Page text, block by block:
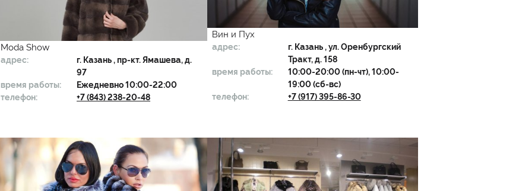
Moda Show
адрес: г. Казань, пр-кт. Ямашева, д.
97
время работы:
Ежедневно 10:00-22:00
телефон:
+7 (843) 238-20-48
Вин и Пух
адрес: г. Казань , ул. Оренбургский
Тракт, д. 158
время работы:
10:00-20:00 (пн-чт), 10:00-
19:00 (сб-вс)
телефон:
+7 (917) 395-86-30